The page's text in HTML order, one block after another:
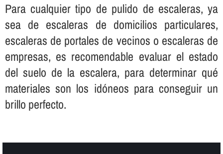
Para cualquier tipo de pulido de escaleras, ya
sea de escaleras de domicilios particulares,
escaleras de portales de vecinos o escaleras de
empresas, es recomendable evaluar el estado
del suelo de la escalera, para determinar qué
materiales son los idóneos para conseguir un
brillo perfecto.